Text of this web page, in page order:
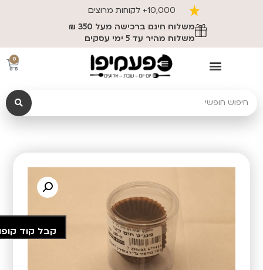
10,000+ לקוחות מרוצים
משלוח חינם ברכישה מעל 350 ₪
משלוח מהיר עד 5 ימי עסקים
0
קבל קוד